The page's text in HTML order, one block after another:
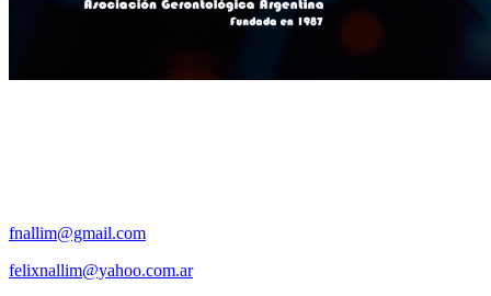
fnallim@gmail.com
felixnallim@yahoo.com.ar